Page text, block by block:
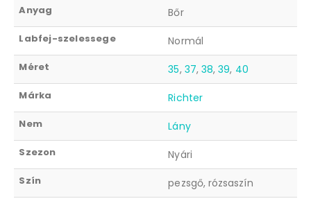
Anyag Bőr
Labfej-szelessege Normál
Méret 35, 37, 38,39, 40
Márka Richter
Nem Lány
Szezon Nyári
Szín pezsgő, rózsaszín